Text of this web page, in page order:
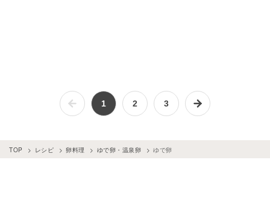
1 2 3
TOP レシピ 卵料理 ゆで卵・温泉卵 ゆで卵